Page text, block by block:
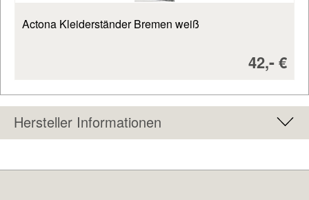
Actona Kleiderständer Bremen weiß
42,-€
Hersteller Informationen